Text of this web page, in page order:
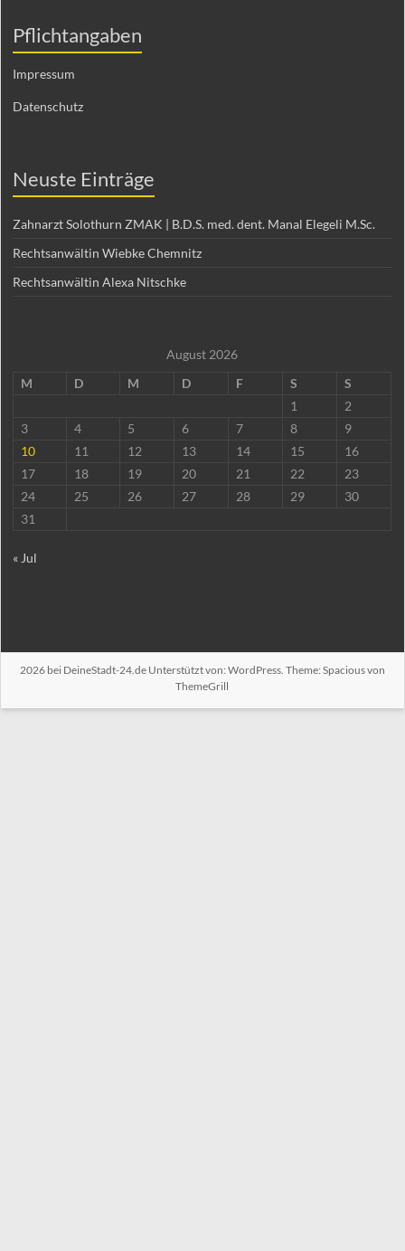
Pflichtangaben
Impressum
Datenschutz
Neuste Einträge
Zahnarzt Solothurn ZMAK | B.D.S. med. dent. Manal Elegeli M.Sc.
Rechtsanwältin Wiebke Chemnitz
Rechtsanwältin Alexa Nitschke
August 2026
M
D M D F S
S
1
2
3
4 5 6 7 8
9
10
11 12 13 14 15
16
17
18 19 20 21 22
23
24
25 26 27 28 29
30
31
« Jul
2026 bei DeineStadt-24.deUnterstützt von: WordPress. Theme: Spacious von
ThemeGrill